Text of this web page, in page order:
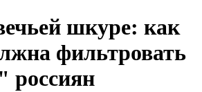
шкуре: как
фильтровать
россиян